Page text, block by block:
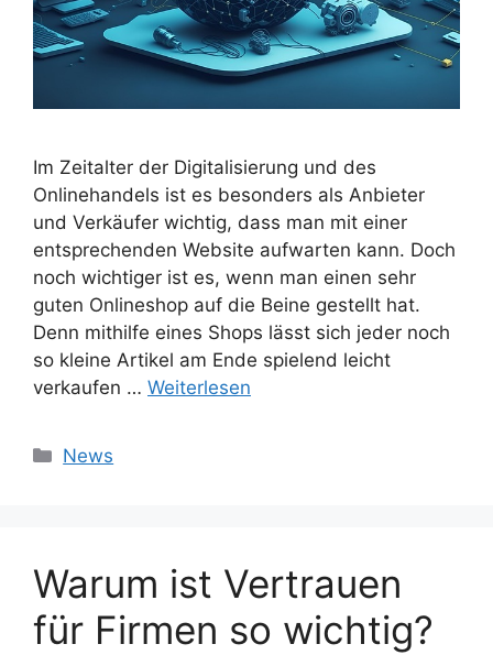
Im Zeitalter der Digitalisierung und des
Onlinehandels ist es besonders als Anbieter
und Verkäufer wichtig, dass man mit einer
entsprechenden Website aufwarten kann. Doch
noch wichtiger ist es, wenn man einen sehr
guten Onlineshop auf die Beine gestellt hat.
Denn mithilfe eines Shops lässt sich jeder noch
so kleine Artikel am Ende spielend leicht
verkaufen … Weiterlesen
Kategorien
News
Warum ist Vertrauen
für Firmen so wichtig?